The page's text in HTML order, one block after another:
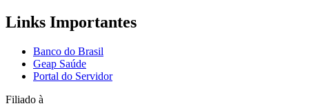
Links Importantes
Banco do Brasil
Geap Saúde
Portal do Servidor
Filiado à